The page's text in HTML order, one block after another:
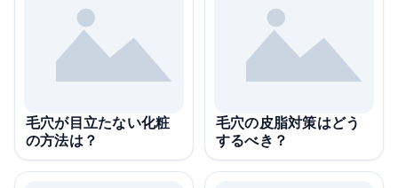
毛穴が目立たない化粧
の方法は？
毛穴の皮脂対策はどう
するべき？